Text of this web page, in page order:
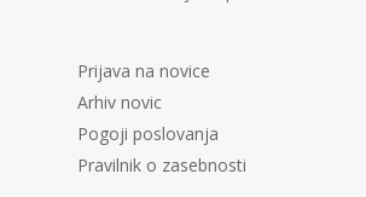
Prijava na novice
Arhiv novic
Pogoji poslovanja
Pravilnik o zasebnosti